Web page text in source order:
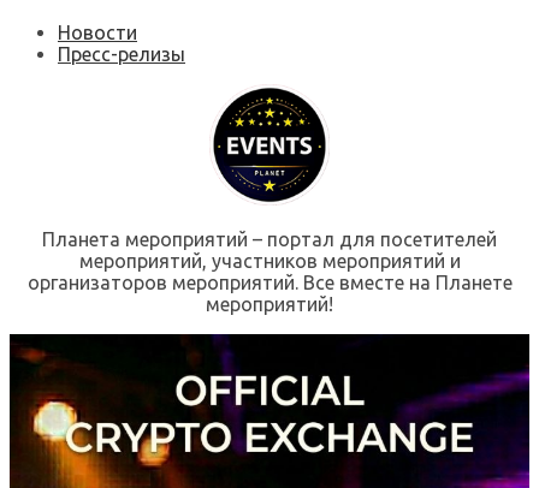
Новости
Пресс-релизы
Планета мероприятий – портал для посетителей
мероприятий, участников мероприятий и
организаторов мероприятий. Все вместе на Планете
мероприятий!